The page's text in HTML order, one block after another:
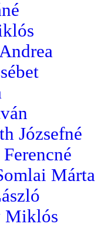
Józsefné
Márta
Miklós